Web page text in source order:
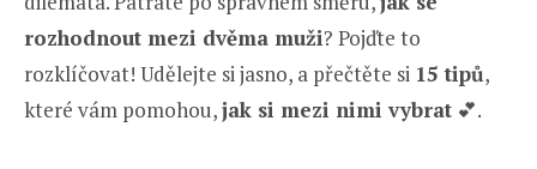
rozhodnout mezi dvěma muži? Pojďte to
rozklíčovat! Udělejte si jasno, a přečtěte si 15 tipů,
které vám pomohou,jak si mezi nimi vybrat 💕.